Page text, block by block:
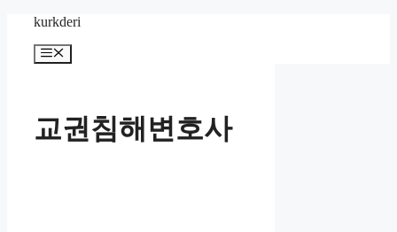
content
kurkderi
Menu
교권침해변호사